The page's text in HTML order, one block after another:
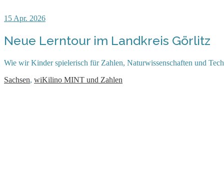
15 Apr. 2026
Neue Lerntour im Landkreis Görlitz
Wie wir Kinder spielerisch für Zahlen, Naturwissenschaften und
Sachsen, wiKilino MINT und Zahlen